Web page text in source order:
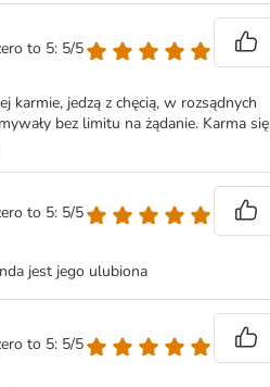
to 5: 5/5
karmie, jedzą z chęcią, w rozsądnych
bez limitu na żądanie. Karma się
to 5: 5/5
jest jego ulubiona
to 5: 5/5